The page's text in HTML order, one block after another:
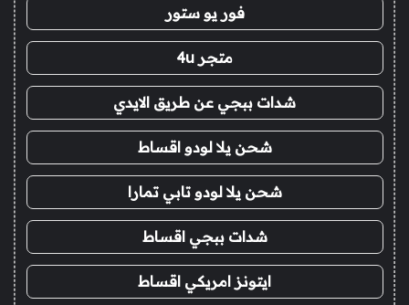
فور يو ستور
متجر 4u
شدات ببجي عن طريق الايدي
شحن يلا لودو اقساط
شحن يلا لودو تابي تمارا
شدات ببجي اقساط
ايتونز امريكي اقساط